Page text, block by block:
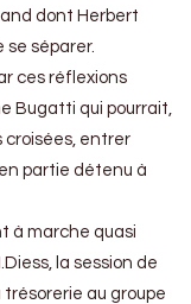
dont Herbert
se séparer.
ces réflexions
Bugatti qui pourrait,
croisées, entrer
partie détenu à
à marche quasi
la session de
au groupe